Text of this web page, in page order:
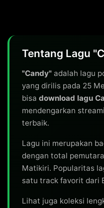
Tentang Lagu
"Candy" adalah lagu
yang dirilis pada 25
bisa download lagu
mendengarkan
terbaik.
Lagu ini merupakan
dengan total
Matikiri. Popularitas
satu track favorit dari
Lihat juga koleksi